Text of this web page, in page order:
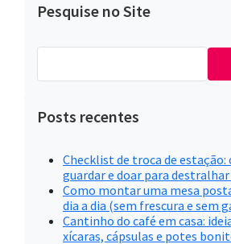
Pesquise no Site
Posts recentes
Checklist de troca de estação:
guardar e doar para destralhar
Como montar uma mesa
dia a dia (sem frescura e sem
Cantinho do café em casa:
xícaras, cápsulas e potes